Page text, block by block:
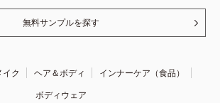
無料サンプルを探す
イク ヘア＆ボディ
インナーケア（食品）
ボディウェア